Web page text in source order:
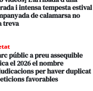
i intensa tempesta estival
de calamarsa no
treva
públic a preu assequible
el 2026 el nombre
per haver duplicat
favorables